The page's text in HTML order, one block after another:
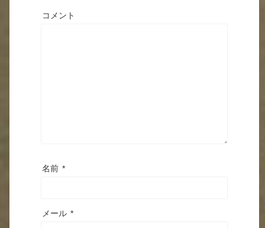
コメント
名前 *
メール *